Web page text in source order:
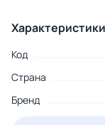
Код
Страна
Бренд